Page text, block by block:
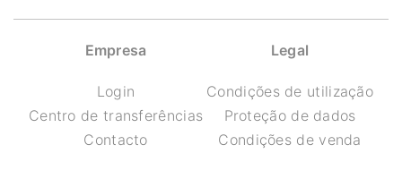
Empresa
Login
Centro de transferências
Contacto
Legal
Condições de utilização
Proteção de dados
Condições de venda